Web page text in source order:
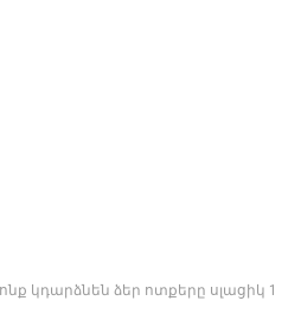
կդարձնեն ձեր ոտքերը սլացիկ 1